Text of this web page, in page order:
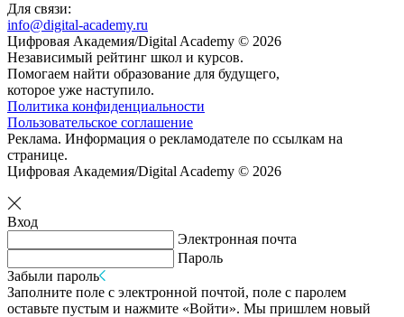
Для связи:
info@digital-academy.ru
Цифровая Академия/Digital Academy © 2026
Независимый рейтинг школ и курсов.
Помогаем найти образование для будущего,
которое уже наступило.
Политика конфиденциальности
Пользовательское соглашение
Реклама. Информация о рекламодателе по ссылкам на
странице.
Цифровая Академия/Digital Academy © 2026
Вход
Электронная почта
Пароль
Забыли пароль
Заполните поле с электронной почтой, поле с паролем
оставьте пустым и нажмите «Войти». Мы пришлем новый